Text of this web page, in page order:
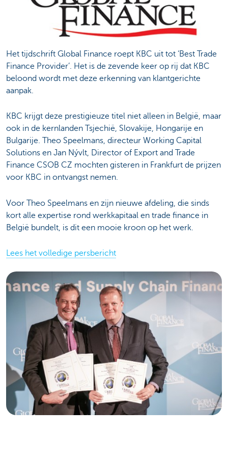
Het tijdschrift Global Finance roept KBC uit tot ‘Best Trade
Finance Provider’. Het is de zevende keer op rij dat KBC
beloond wordt met deze erkenning van klantgerichte
aanpak.
KBC krijgt deze prestigieuze titel niet alleen in België, maar
ook in de kernlanden Tsjechië, Slovakije, Hongarije en
Bulgarije. Theo Speelmans, directeur Working Capital
Solutions en Jan Nývlt, Director of Export and Trade
Finance CSOB CZ mochten gisteren in Frankfurt de prijzen
voor KBC in ontvangst nemen.
Voor Theo Speelmans en zijn nieuwe afdeling, die sinds
kort alle expertise rond werkkapitaal en trade finance in
België bundelt, is dit een mooie kroon op het werk.
Lees het volledige persbericht